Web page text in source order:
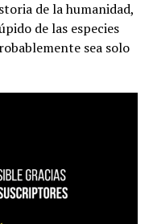
de la humanidad,
de las especies
sea solo